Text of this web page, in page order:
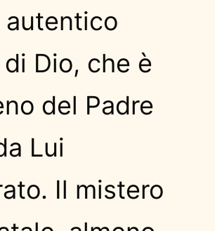
autentico
Dio, che è
del Padre
Lui
Il mistero